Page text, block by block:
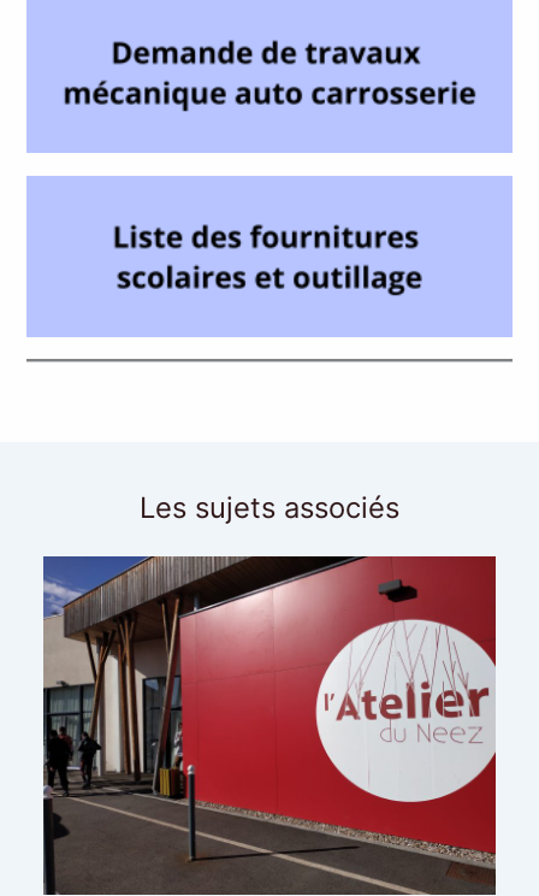
Les sujets associés